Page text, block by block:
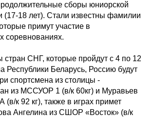
сборы юниорской
(17-18 лет). Стали известны фамилии
примут участие в
соревнованиях.
стран СНГ, которые пройдут с 4 по 12
Республики Беларусь, Россию будут
спортсмена из столицы -
из МССУОР 1 (в/к 60кг) и Муравьев
к 92 кг), также в играх примет
Ангелина из СШОР «Восток» (в/к